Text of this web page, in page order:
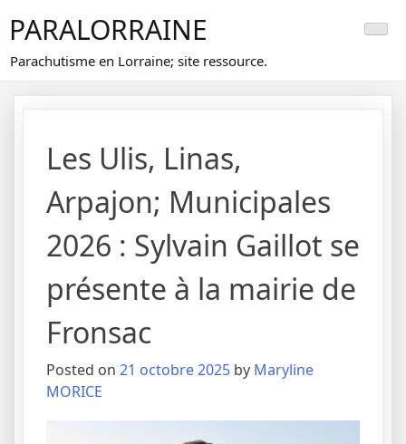
content
PARALORRAINE
Parachutisme en Lorraine; site ressource.
Les Ulis, Linas,
Arpajon; Municipales
2026 : Sylvain Gaillot se
présente à la mairie de
Fronsac
Posted on 21 octobre 2025 by Maryline
MORICE